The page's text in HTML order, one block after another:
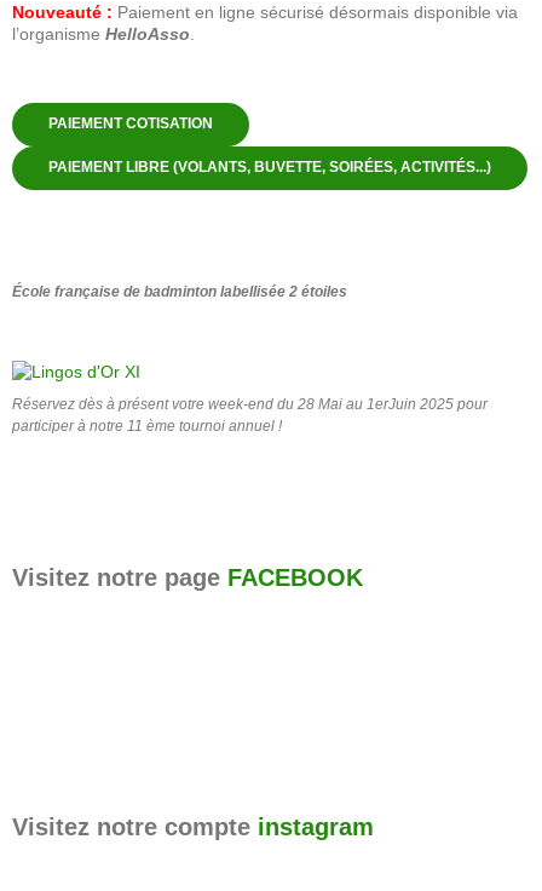
Nouveauté : Paiement en ligne sécurisé désormais disponible via
l’organisme HelloAsso
PAIEMENT COTISATION
PAIEMENT LIBRE (VOLANTS, BUVETTE, SOIRÉES, ACTIVITÉS...)
École française de badminton labellisée 2 étoiles
Réservez dès à présent votre week-end du 28 Mai au 1erJuin 2025 pour
participer à notre 11 ème tournoi annuel !
Visitez notre page FACEBOOK
Visitez notre compte instagram